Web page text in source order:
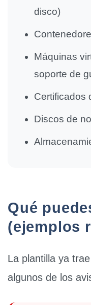
disco)
Máquinas
soporte de
Certificados
Discos de
Qué
(ejemplos
La plantilla ya
algunos de los